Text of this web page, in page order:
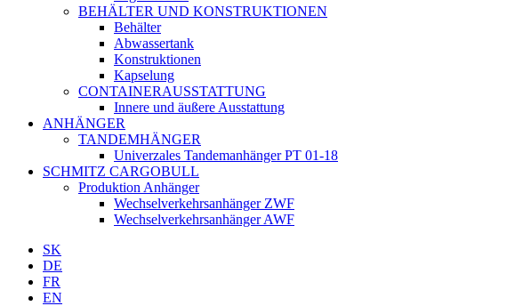
BEHӒLTER UND KONSTRUKTIONEN
Behälter
Abwassertank
Konstruktionen
Kapselung
CONTAINERAUSSTATTUNG
Innere und äußere Ausstattung
ANHÄNGER
TANDEMHÄNGER
Univerzales Tandemanhänger PT 01-18
SCHMITZ CARGOBULL
Produktion Anhänger
Wechselverkehrsanhänger ZWF
Wechselverkehrsanhänger AWF
SK
DE
FR
EN